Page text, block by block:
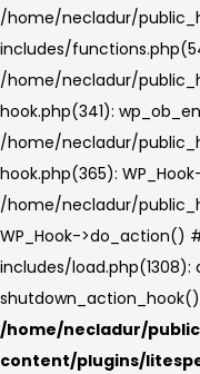
/home/necladur/
includes/
/home/necladur/
hook.php(341):
/home/necladur/
hook.php(365):
/home/necladur/
WP_Hook-
includes/
/home/necladur/
content/plugins/